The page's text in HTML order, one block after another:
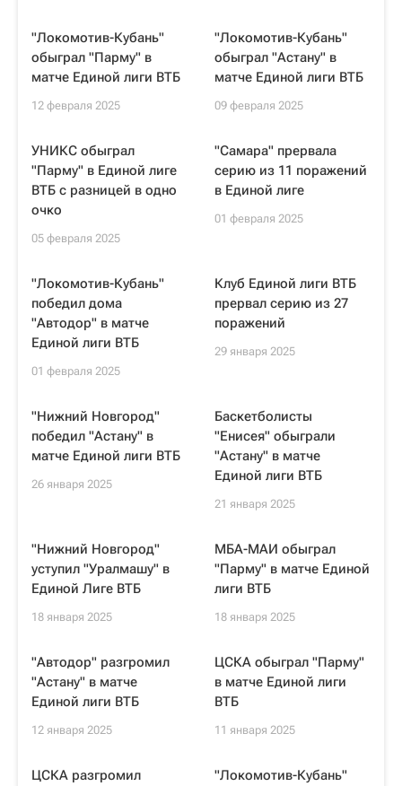
"Локомотив-Кубань"
обыграл "Парму" в
матче Единой лиги ВТБ
12 февраля 2025
"Локомотив-Кубань"
обыграл "Астану" в
матче Единой лиги ВТБ
09 февраля 2025
УНИКС обыграл
"Парму" в Единой лиге
ВТБ с разницей в одно
очко
05 февраля 2025
"Самара" прервала
серию из 11 поражений
в Единой лиге
01 февраля 2025
"Локомотив-Кубань"
победил дома
"Автодор" в матче
Единой лиги ВТБ
01 февраля 2025
Клуб Единой лиги ВТБ
прервал серию из 27
поражений
29 января 2025
"Нижний Новгород"
победил "Астану" в
матче Единой лиги ВТБ
26 января 2025
Баскетболисты
"Енисея" обыграли
"Астану" в матче
Единой лиги ВТБ
21 января 2025
"Нижний Новгород"
уступил "Уралмашу" в
Единой Лиге ВТБ
18 января 2025
МБА-МАИ обыграл
"Парму" в матче Единой
лиги ВТБ
18 января 2025
"Автодор" разгромил
"Астану" в матче
Единой лиги ВТБ
12 января 2025
ЦСКА обыграл "Парму"
в матче Единой лиги
ВТБ
11 января 2025
ЦСКА разгромил
"Локомотив-Кубань"